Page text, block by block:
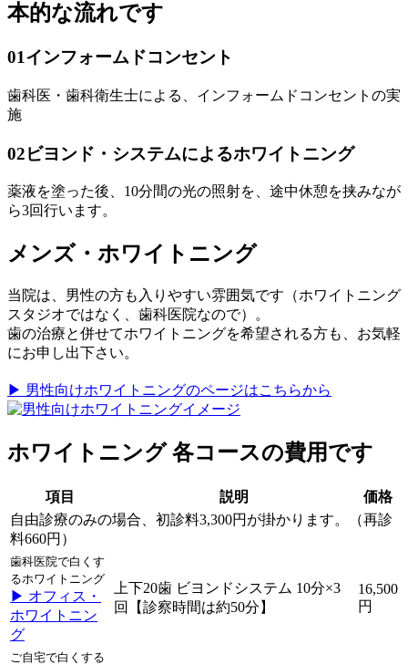
本的な流れです
01インフォームドコンセント
歯科医・歯科衛生士による、インフォームドコンセントの実
施
02ビヨンド・システムによるホワイトニング
薬液を塗った後、10分間の光の照射を、途中休憩を挟みなが
ら3回行います。
メンズ・ホワイトニング
当院は、男性の方も入りやすい雰囲気です（ホワイトニング
スタジオではなく、歯科医院なので）。
歯の治療と併せてホワイトニングを希望される方も、お気軽
にお申し出下さい。
▶ 男性向けホワイトニングのページはこちらから
ホワイトニング 各コースの費用です
項目 説明
価格
自由診療のみの場合、初診料3,300円が掛かります。（再診
料660円）
歯科医院で白くす
るホワイトニング
▶ オフィス・
ホワイトニン
グ
上下20歯 ビヨンドシステム 10分×3
回【診察時間は約50分】
16,500
円
ご自宅で白くする